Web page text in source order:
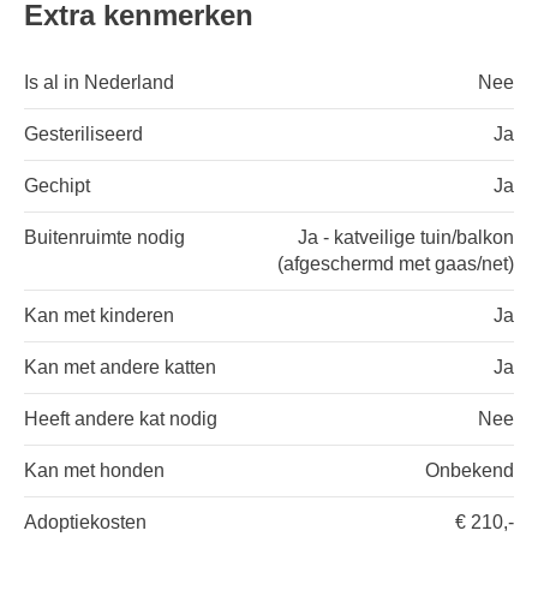
Extra kenmerken
Is al in Nederland Nee
Gesteriliseerd Ja
Gechipt Ja
Buitenruimte nodig
Ja - katveilige tuin/balkon
(afgeschermd met gaas/net)
Kan met kinderen Ja
Kan met andere katten Ja
Heeft andere kat nodig Nee
Kan met honden Onbekend
Adoptiekosten € 210,-